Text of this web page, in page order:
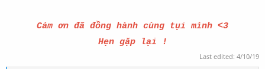
Cảm ơn đã đồng hành cùng tụi mình <3
Hẹn gặp lại !
Last edited: 4/10/19